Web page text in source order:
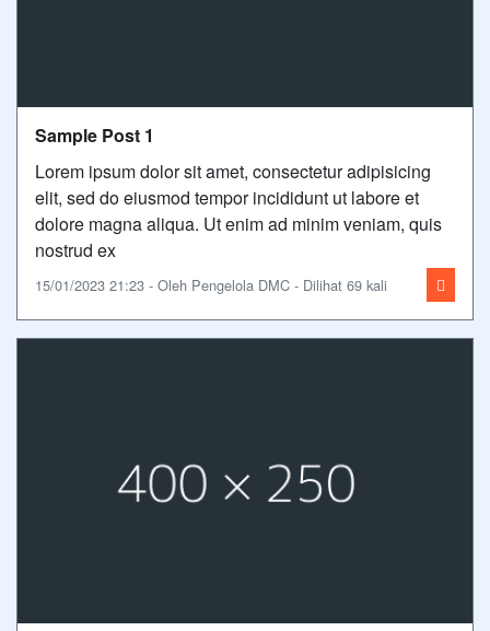
Sample Post 1
Lorem ipsum dolor sit amet, consectetur adipisicing
elit, sed do eiusmod tempor incididunt ut labore et
dolore magna aliqua. Ut enim ad minim veniam, quis
nostrud ex
15/01/2023 21:23 - Oleh Pengelola DMC - Dilihat 69 kali